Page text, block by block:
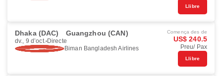
Llibre
Dhaka (DAC) Guangzhou (CAN)
dv., 9 d’oct. Directe
Biman Bangladesh Airlines
Comença des de
US$ 240.5
Preu/ Pax
Llibre